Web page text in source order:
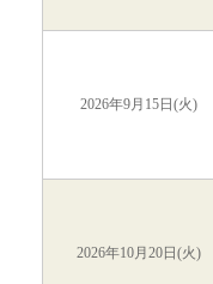
2026年9月15日(火)
2026年10月20日(火)